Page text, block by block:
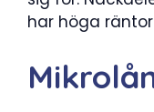
har höga